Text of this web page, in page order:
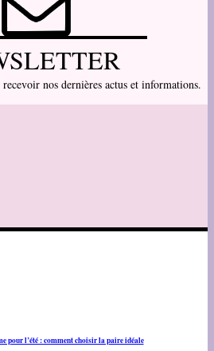
nos dernières actus et informations.
pour l’été : comment choisir la paire idéale